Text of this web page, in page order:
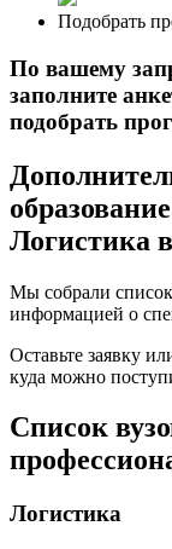
Подобрать
По вашему
заполните
подобрать
Логистика
Мы собрали
информацией о
Оставьте заявку
куда можно
Список
Логистика